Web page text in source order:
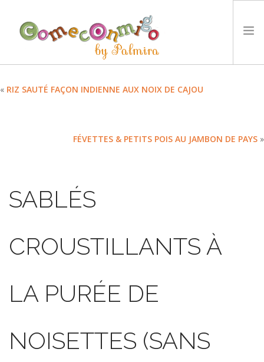
NOTRE PHILOSOPHIE
LANGUE :
« RIZ SAUTÉ FAÇON INDIENNE AUX NOIX DE CAJOU
FÉVETTES & PETITS POIS AU JAMBON DE PAYS »
SABLÉS
CROUSTILLANTS À
LA PURÉE DE
NOISETTES (SANS